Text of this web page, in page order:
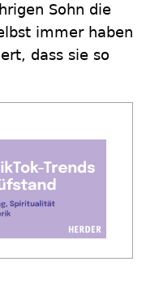
Sohn die
immer haben
dass sie so